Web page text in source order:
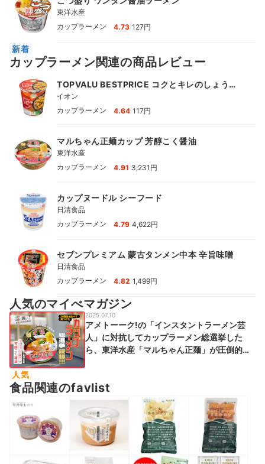
東洋水産
カップラーメン
4.73 127円
新着
カップラーメン関連の商品レビュー
TOPVALU BESTPRICE コクとキレのしょうゆ
ヌードル
イオン
カップラーメン
4.64 117円
マルちゃん正麺カップ 芳醇こく醤油
東洋水産
カップラーメン
4.91 3,231円
カップヌードル シーフード
日清食品
カップラーメン
4.79 4,622円
セブンプレミアム 蒙古タンメン中本 辛旨味噌
日清食品
カップラーメン
4.82 1,499円
人気のマイべマガジン
2025.07.10
アメトーーク!の「インスタントラーメン芸
人」に対抗してカップラーメン総選挙した
ら、東洋水産「マルちゃん正麺」が圧倒的だ
人気
食品関連のfavlist